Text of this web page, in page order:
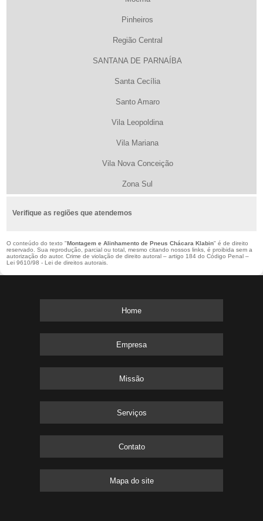
Pinheiros
Região Central
SANTANA DE PARNAÍBA
Santa Cecília
Santo Amaro
Vila Leopoldina
Vila Mariana
Vila Nova Conceição
Zona Sul
Verifique as regiões que atendemos
O conteúdo do texto "Montagem e Alinhamento de Pneus Chácara Klabin" é de direito
reservado. Sua reprodução, parcial ou total, mesmo citando nossos links, é proibida sem a
autorização do autor. Crime de violação de direito autoral – artigo 184 do Código Penal –
Lei 9610/98 - Lei de direitos autorais
Home
Empresa
Missão
Serviços
Contato
Mapa do site